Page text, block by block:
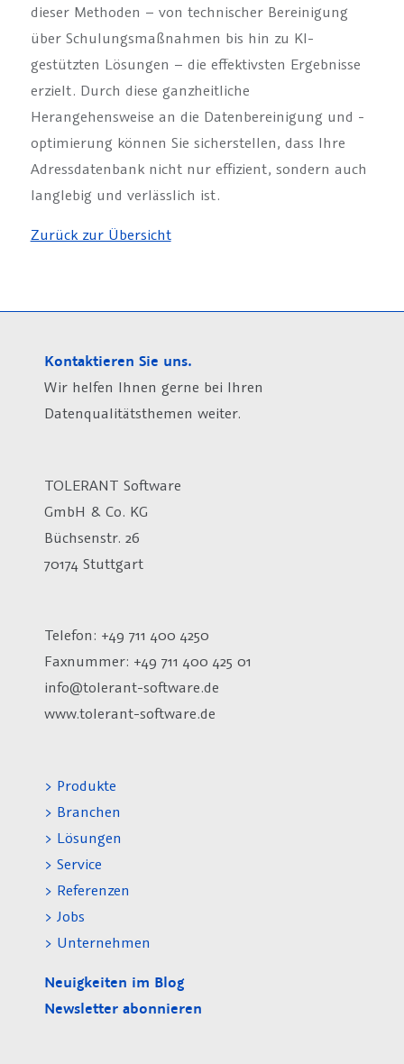
dieser Methoden – von technischer Bereinigung
über Schulungsmaßnahmen bis hin zu KI-
gestützten Lösungen – die effektivsten Ergebnisse
erzielt. Durch diese ganzheitliche
Herangehensweise an die Datenbereinigung und -
optimierung können Sie sicherstellen, dass Ihre
Adressdatenbank nicht nur effizient, sondern auch
langlebig und verlässlich ist.
Zurück zur Übersicht
Kontaktieren Sie uns.
Wir helfen Ihnen gerne bei Ihren
Datenqualitätsthemen weiter.
TOLERANT Software
GmbH & Co. KG
Büchsenstr. 26
70174 Stuttgart
Telefon: +49 711 400 4250
Faxnummer: +49 711 400 425 01
info@tolerant-software.de
www.tolerant-software.de
> Produkte
> Branchen
> Lösungen
> Service
> Referenzen
> Jobs
> Unternehmen
Neuigkeiten im Blog
Newsletter abonnieren